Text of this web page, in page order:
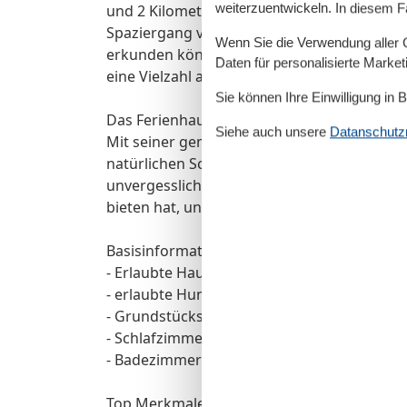
und 2 Kilometer vom Meer entfernt. Ein
Spaziergang von 500 Metern, während Sie
erkunden können, um lokale Cafés und
eine Vielzahl an Sportmöglichkeiten,
Das Ferienhaus Strandflieder ist der
Mit seiner gemütlichen Innenausstattung,
natürlichen Schönheiten und lokalen
unvergesslichen Urlaub. Genießen Sie die
bieten hat, und schaffen Sie Erinnerungen,
Basisinformationen
- Erlaubte Haustiere: 1
- erlaubte Hundegröße: groß (über 60 cm)
- Grundstücksfläche: 2150 m²
- Schlafzimmeranzahl: 4
- Badezimmeranzahl: 2
weiterzuentwickeln. In diesem
Wenn Sie die Verwendung
Daten für personalisierte
Sie können Ihre Einwilligung in
Siehe auch unsere